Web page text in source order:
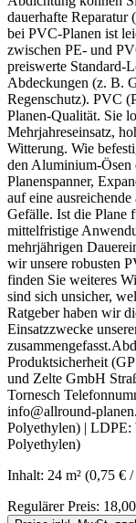
dauerhafte Reparatur
bei PVC-Planen ist
zwischen PE- und
preiswerte Standard-
Abdeckungen (z. B.
Regenschutz). PVC
Planen-Qualität. Sie
Mehrjahreseinsatz,
Witterung. Wie
den Aluminium-Ösen
Planenspanner,
auf eine
Gefälle. Ist die Plane
mittelfristige
mehrjährigen
wir unsere robusten
finden Sie weiteres
sind sich unsicher,
Ratgeber haben wir
Einsatzzwecke
Produktsicherheit
und Zelte GmbH
Tornesch
info@allround-
Polyethylen) |
Polyethylen)
Inhalt: 24 m² (0,75 € /
Regulärer Preis: